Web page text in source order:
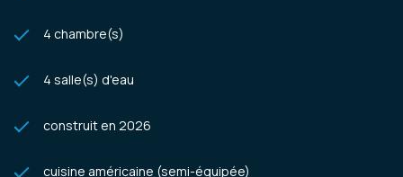
4 chambre(s)
4 salle(s) d'eau
construit en 2026
cuisine américaine (semi-équipée)